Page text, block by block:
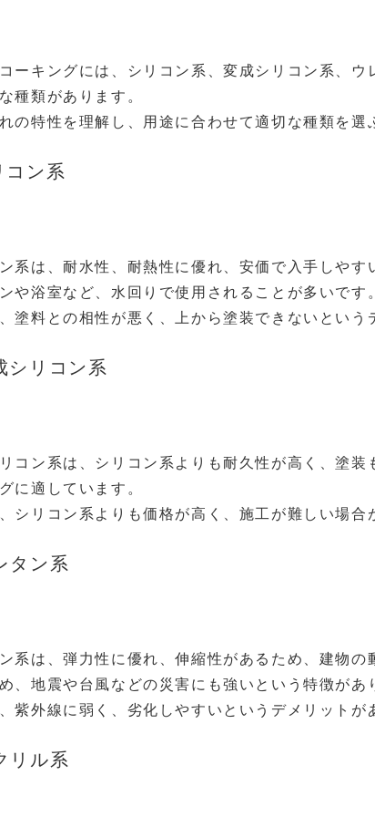
ーキングには、シリコン系、変成シリコン系、ウ
種類があります。
の特性を理解し、用途に合わせて適切な種類を選
コン系
系は、耐水性、耐熱性に優れ、安価で入手しやす
や浴室など、水回りで使用されることが多いです。
塗料との相性が悪く、上から塗装できないという
シリコン系
コン系は、シリコン系よりも耐久性が高く、塗装
に適しています。
シリコン系よりも価格が高く、施工が難しい場合
タン系
系は、弾力性に優れ、伸縮性があるため、建物の
、地震や台風などの災害にも強いという特徴があ
紫外線に弱く、劣化しやすいというデメリットが
リル系